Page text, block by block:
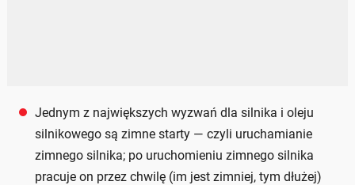
Jednym z największych wyzwań dla silnika i oleju
silnikowego są zimne starty — czyli uruchamianie
zimnego silnika; po uruchomieniu zimnego silnika
pracuje on przez chwilę (im jest zimniej, tym dłużej)